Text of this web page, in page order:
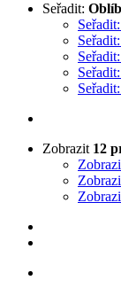
Seřadit:
Seřadit:
Seřadit:
Seřadit:
Seřadit:
Seřadit:
Zobrazit 12